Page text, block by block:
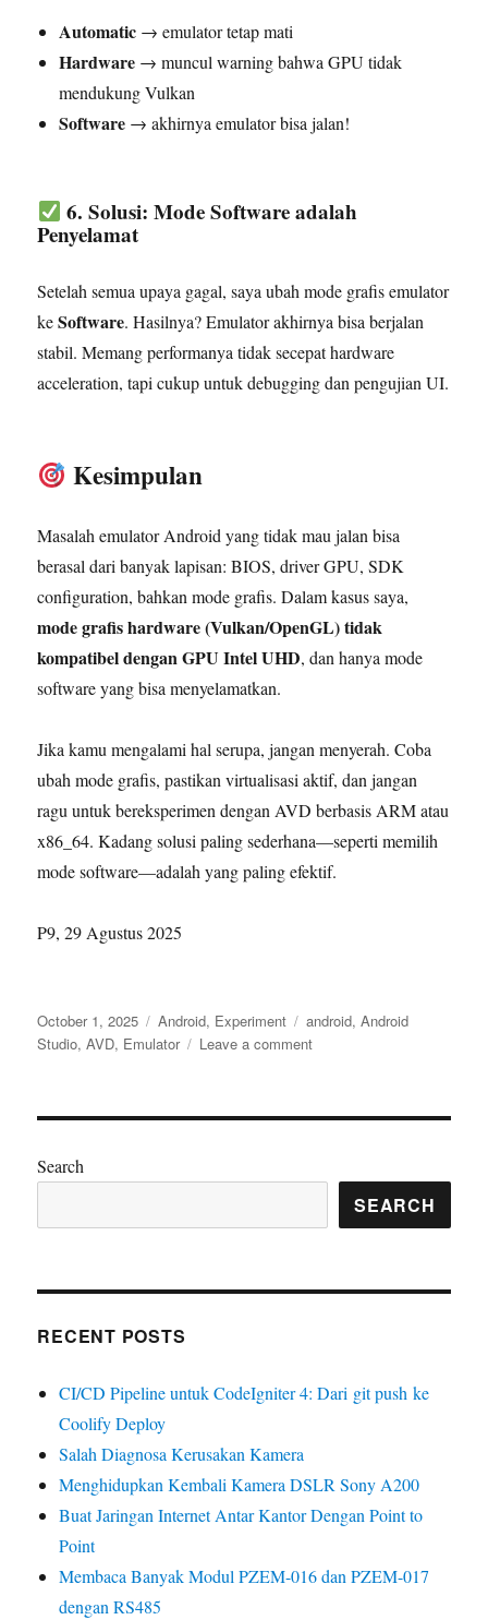
Automatic → emulator tetap mati
Hardware → muncul warning bahwa GPU tidak
mendukung Vulkan
Software → akhirnya emulator bisa jalan!
6. Solusi: Mode Software adalah
Penyelamat
Setelah semua upaya gagal, saya ubah mode grafis emulator
keSoftware. Hasilnya? Emulator akhirnya bisa berjalan
stabil. Memang performanya tidak secepat hardware
acceleration, tapi cukup untuk debugging dan pengujian UI.
Kesimpulan
Masalah emulator Android yang tidak mau jalan bisa
berasal dari banyak lapisan: BIOS, driver GPU, SDK
configuration, bahkan mode grafis. Dalam kasus saya,
mode grafis hardware (Vulkan/OpenGL) tidak
kompatibel dengan GPU Intel UHD, dan hanya mode
software yang bisa menyelamatkan.
Jika kamu mengalami hal serupa, jangan menyerah. Coba
ubah mode grafis, pastikan virtualisasi aktif, dan jangan
ragu untuk bereksperimen dengan AVD berbasis ARM atau
x86_64. Kadang solusi paling sederhana—seperti memilih
mode software—adalah yang paling efektif.
P9, 29 Agustus 2025
Posted
on
October 1, 2025 Categories
Android, Experiment Tags
android,Android
Studio,AVD, Emulator Leave a commenton
Studio
Jalan
Search
SEARCH
RECENT POSTS
CI/CD Pipeline untuk CodeIgniter 4: Dari git push ke
Coolify Deploy
Salah Diagnosa Kerusakan Kamera
Menghidupkan Kembali Kamera DSLR Sony A200
Buat Jaringan Internet Antar Kantor Dengan Point to
Point
Membaca Banyak Modul PZEM-016 dan PZEM-017
dengan RS485